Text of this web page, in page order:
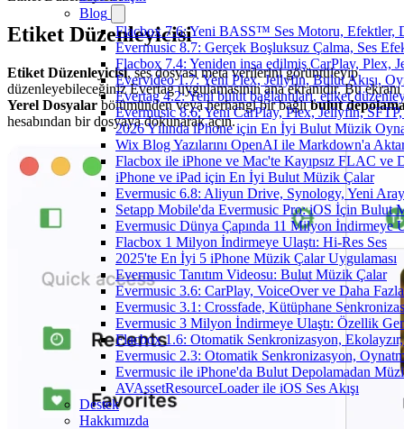
Blog
Flacbox 7.6: Yeni BASS™ Ses Motoru, Efektler,
Evermusic 8.7: Gerçek Boşluksuz Çalma, Ses
Flacbox 7.4: Yeniden inşa edilmiş CarPlay, Plex,
Evervideo 1.7: Yeni Plex, Jellyfin, Bulut Akışı,
Evertag 4.2: Yeni bulut bağlantıları, etiket
Evermusic 8.6: Yeni CarPlay, Plex, Jellyfin,
2026 Yılında iPhone için En İyi Bulut Müzik
Wix Blog Yazılarını OpenAI ile Markdown'a
Flacbox ile iPhone ve Mac'te Kayıpsız FLAC ve
iPhone ve iPad için En İyi Bulut Müzik Çalar
Evermusic 6.8: Aliyun Drive, Synology, Yeni
Setapp Mobile'da Evermusic Pro: iOS İçin Bulut
Evermusic Dünya Çapında 11 Milyon İndirmeye
Flacbox 1 Milyon İndirmeye Ulaştı: Hi-Res Ses
2025'te En İyi 5 iPhone Müzik Çalar Uygulaması
Evermusic Tanıtım Videosu: Bulut Müzik Çalar
Evermusic 3.6: CarPlay, VoiceOver ve Daha
Evermusic 3.1: Crossfade, Kütüphane
Evermusic 3 Milyon İndirmeye Ulaştı: Özellik
Flacbox 1.6: Otomatik Senkronizasyon,
Evermusic 2.3: Otomatik Senkronizasyon,
Evermusic ile iPhone'da Bulut Depolamadan
AVAssetResourceLoader ile iOS Ses Akışı
Destek
Hakkımızda
Etiket Düzenleyicisi
Etiket Düzenleyicisi, ses dosyası meta verilerini görüntüleyip
düzenleyebileceğiniz Evertag uygulamasının ana ekranıdır. Bu ekranı
Yerel Dosyalar bölümünden veya herhangi bir bağlıbulut
hesabından bir dosyaya dokunarak açın.